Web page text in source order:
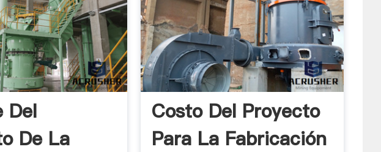
Del
De La
Costo Del Proyecto
Para La Fabricación